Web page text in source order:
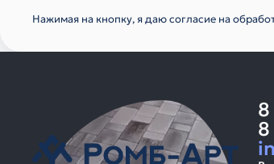
Нажимая на кнопку, я даю согласие на
8